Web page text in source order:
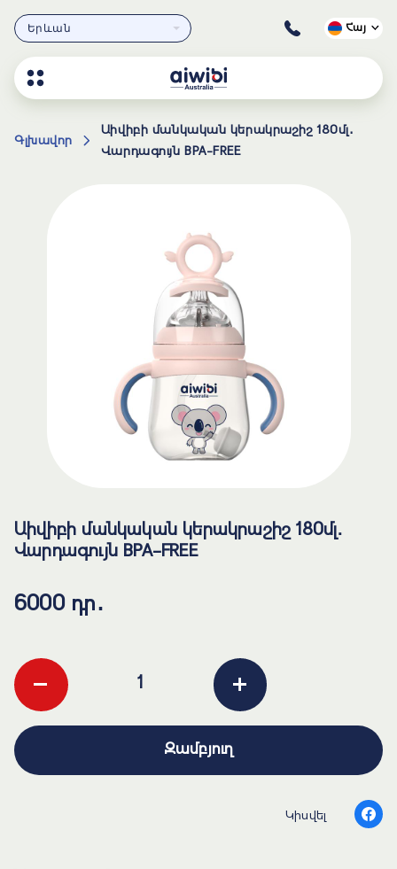
Երևան Հայ
Գլխավոր
Աիվիբի մանկական կերակրաշիշ 180մլ․
Վարդագույն BPA-FREE
Աիվիբի մանկական կերակրաշիշ 180մլ․
Վարդագույն BPA-FREE
6000 դր․
- +
Զամբյուղ
Կիսվել